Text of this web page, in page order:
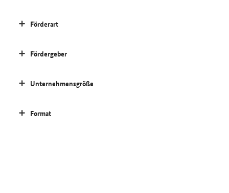
Förderart
Fördergeber
Unternehmensgröße
Format